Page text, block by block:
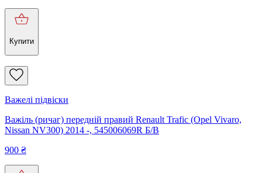
Купити
Важелі підвіски
Важіль (ричаг) передній правий Renault Trafic (Opel Vivaro,
Nissan NV300) 2014 -, 545006069R Б/В
900 ₴